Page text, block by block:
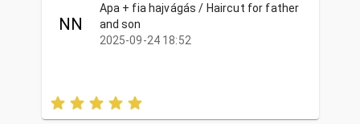
NN
Apa + fia hajvágás / Haircut for father
and son
2025-09-24 18:52